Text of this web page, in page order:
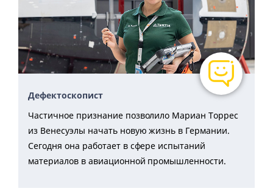
Дефектоскопист
Частичное признание позволило Мариан Торрес
из Венесуэлы начать новую жизнь в Германии.
Сегодня она работает в сфере испытаний
материалов в авиационной промышленности.